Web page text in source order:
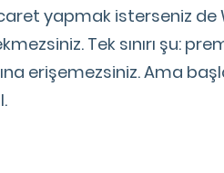
yapmak isterseniz
Tek sınırı şu:
erişemezsiniz. Ama